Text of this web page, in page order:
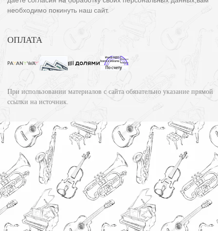
необходимо покинуть наш сайт.
ОПЛАТА
При использовании материалов с сайта обязательно указание прямой
ссылки на источник.